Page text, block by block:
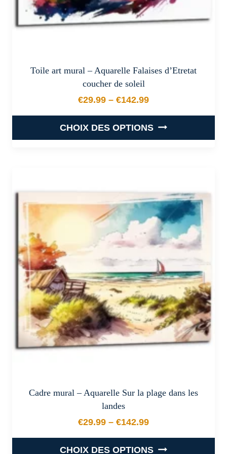
produit
Toile art mural – Aquarelle Falaises d’Etretat
coucher de soleil
€29.99 – €142.99
Plage de prix : €29.99 à
CHOIX DES OPTIONS
variations.
Les
options
peuvent
choisies
sur
la
page
du
produit
Cadre mural – Aquarelle Sur la plage dans les
landes
€29.99 – €142.99
Plage de prix : €29.99 à
CHOIX DES OPTIONS